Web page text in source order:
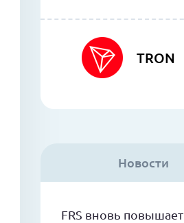
TRON
Новости
FRS вновь повышает